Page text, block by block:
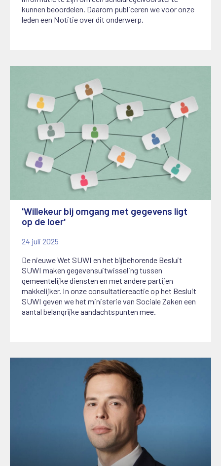
kunnen beoordelen. Daarom publiceren we voor onze
leden een Notitie over dit onderwerp.
'Willekeur bij omgang met gegevens ligt
op de loer'
24 juli 2025
De nieuwe Wet SUWI en het bijbehorende Besluit
SUWI maken gegevensuitwisseling tussen
gemeentelijke diensten en met andere partijen
makkelijker. In onze consultatiereactie op het Besluit
SUWI geven we het ministerie van Sociale Zaken een
aantal belangrijke aandachtspunten mee.